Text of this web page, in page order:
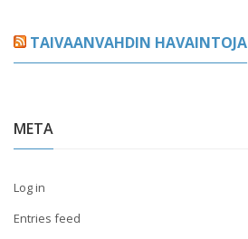
TAIVAANVAHDIN HAVAINTOJA
META
Log in
Entries feed